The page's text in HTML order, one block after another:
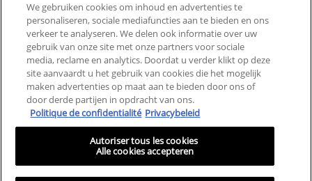
ALGEMENE VOORWAARDEN PRIVACYBELEID
ALGEMENE VOORWAARDEN
VOOR CONSUMENTEN
REVIEWS EN RECENSIES
MIJN COOKIE-
INSTELLINGEN
Deze site is bedoeld voor consumenten uit de Benelux. Cookies en
gerelateerde technologie worden gebruikt voor advertenties. Voor meer
informatie of om je af te melden, ga je naarAdChoices
CeraVe behandelt geen subcutane aandoeningen. MVE is een geregistreerd
handelsmerk van DFB Technology, Ltd. Patent No. 6,709,663. &copy; CeraVe
We gebruiken cookies om inhoud en advertenties te
personaliseren, sociale mediafuncties aan te bieden en ons
verkeer te analyseren. We delen ook informatie over uw
gebruik van onze site met onze partners voor sociale
media, reclame en analytics. Doordat u verder klikt op deze
site aanvaardt u het gebruik van cookies die het mogelijk
maken advertenties op maat aan te bieden door ons of
door derde partijen in opdracht van ons.
Politique de confidentialité Privacybeleid
Autoriser tous les cookies
Alle cookies accepteren